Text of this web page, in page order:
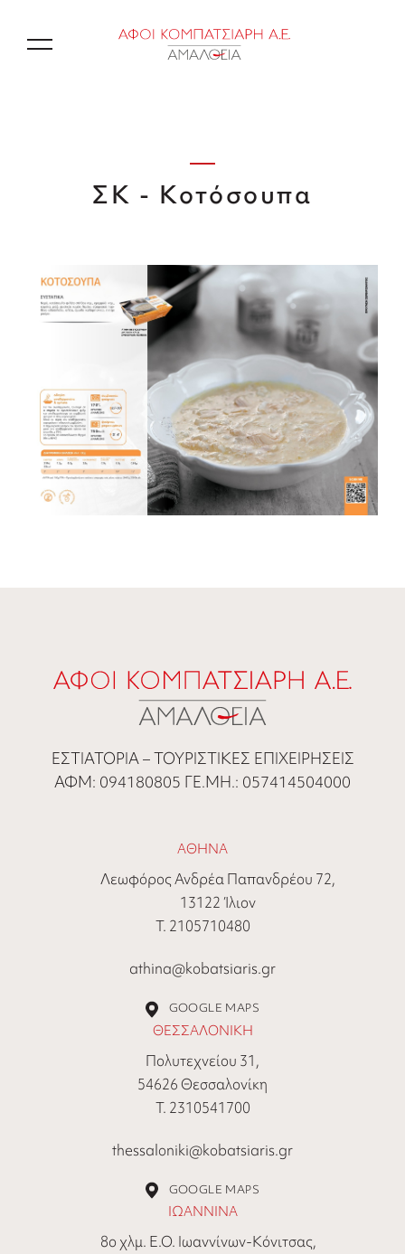
ΣΚ - Κοτόσουπα
ΕΣΤΙΑΤΟΡΙΑ – ΤΟΥΡΙΣΤΙΚΕΣ ΕΠΙΧΕΙΡΗΣΕΙΣ
ΑΦΜ: 094180805 ΓΕ.ΜΗ.: 057414504000
ΑΘΗΝΑ
Λεωφόρος Ανδρέα Παπανδρέου 72,
13122 Ίλιον
Τ. 2105710480
athina@kobatsiaris.gr
GOOGLE MAPS
ΘΕΣΣΑΛΟΝΙΚΗ
Πολυτεχνείου 31,
54626 Θεσσαλονίκη
Τ. 2310541700
thessaloniki@kobatsiaris.gr
GOOGLE MAPS
ΙΩΑΝΝΙΝΑ
8ο χλμ. Ε.Ο. Ιωαννίνων-Κόνιτσας,